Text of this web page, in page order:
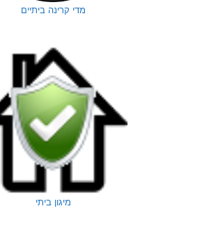
מדי קרינה ביתיים